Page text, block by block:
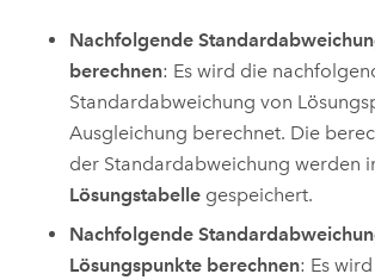
Nachfolgende
berechnen: Es wird die
Standardabweichung von
Ausgleichung berechnet. Die
der Standardabweichung werden
Lösungstabelle gespeichert.
Nachfolgende
Lösungspunkte berechnen: Es